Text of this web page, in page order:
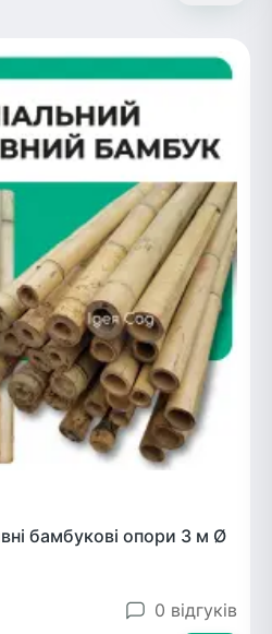
бамбукові опори 3 м Ø
0 відгуків